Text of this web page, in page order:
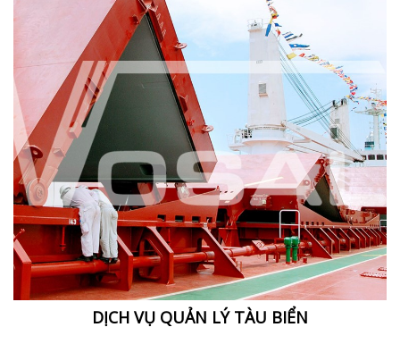
DỊCH VỤ QUẢN LÝ TÀU BIỂN